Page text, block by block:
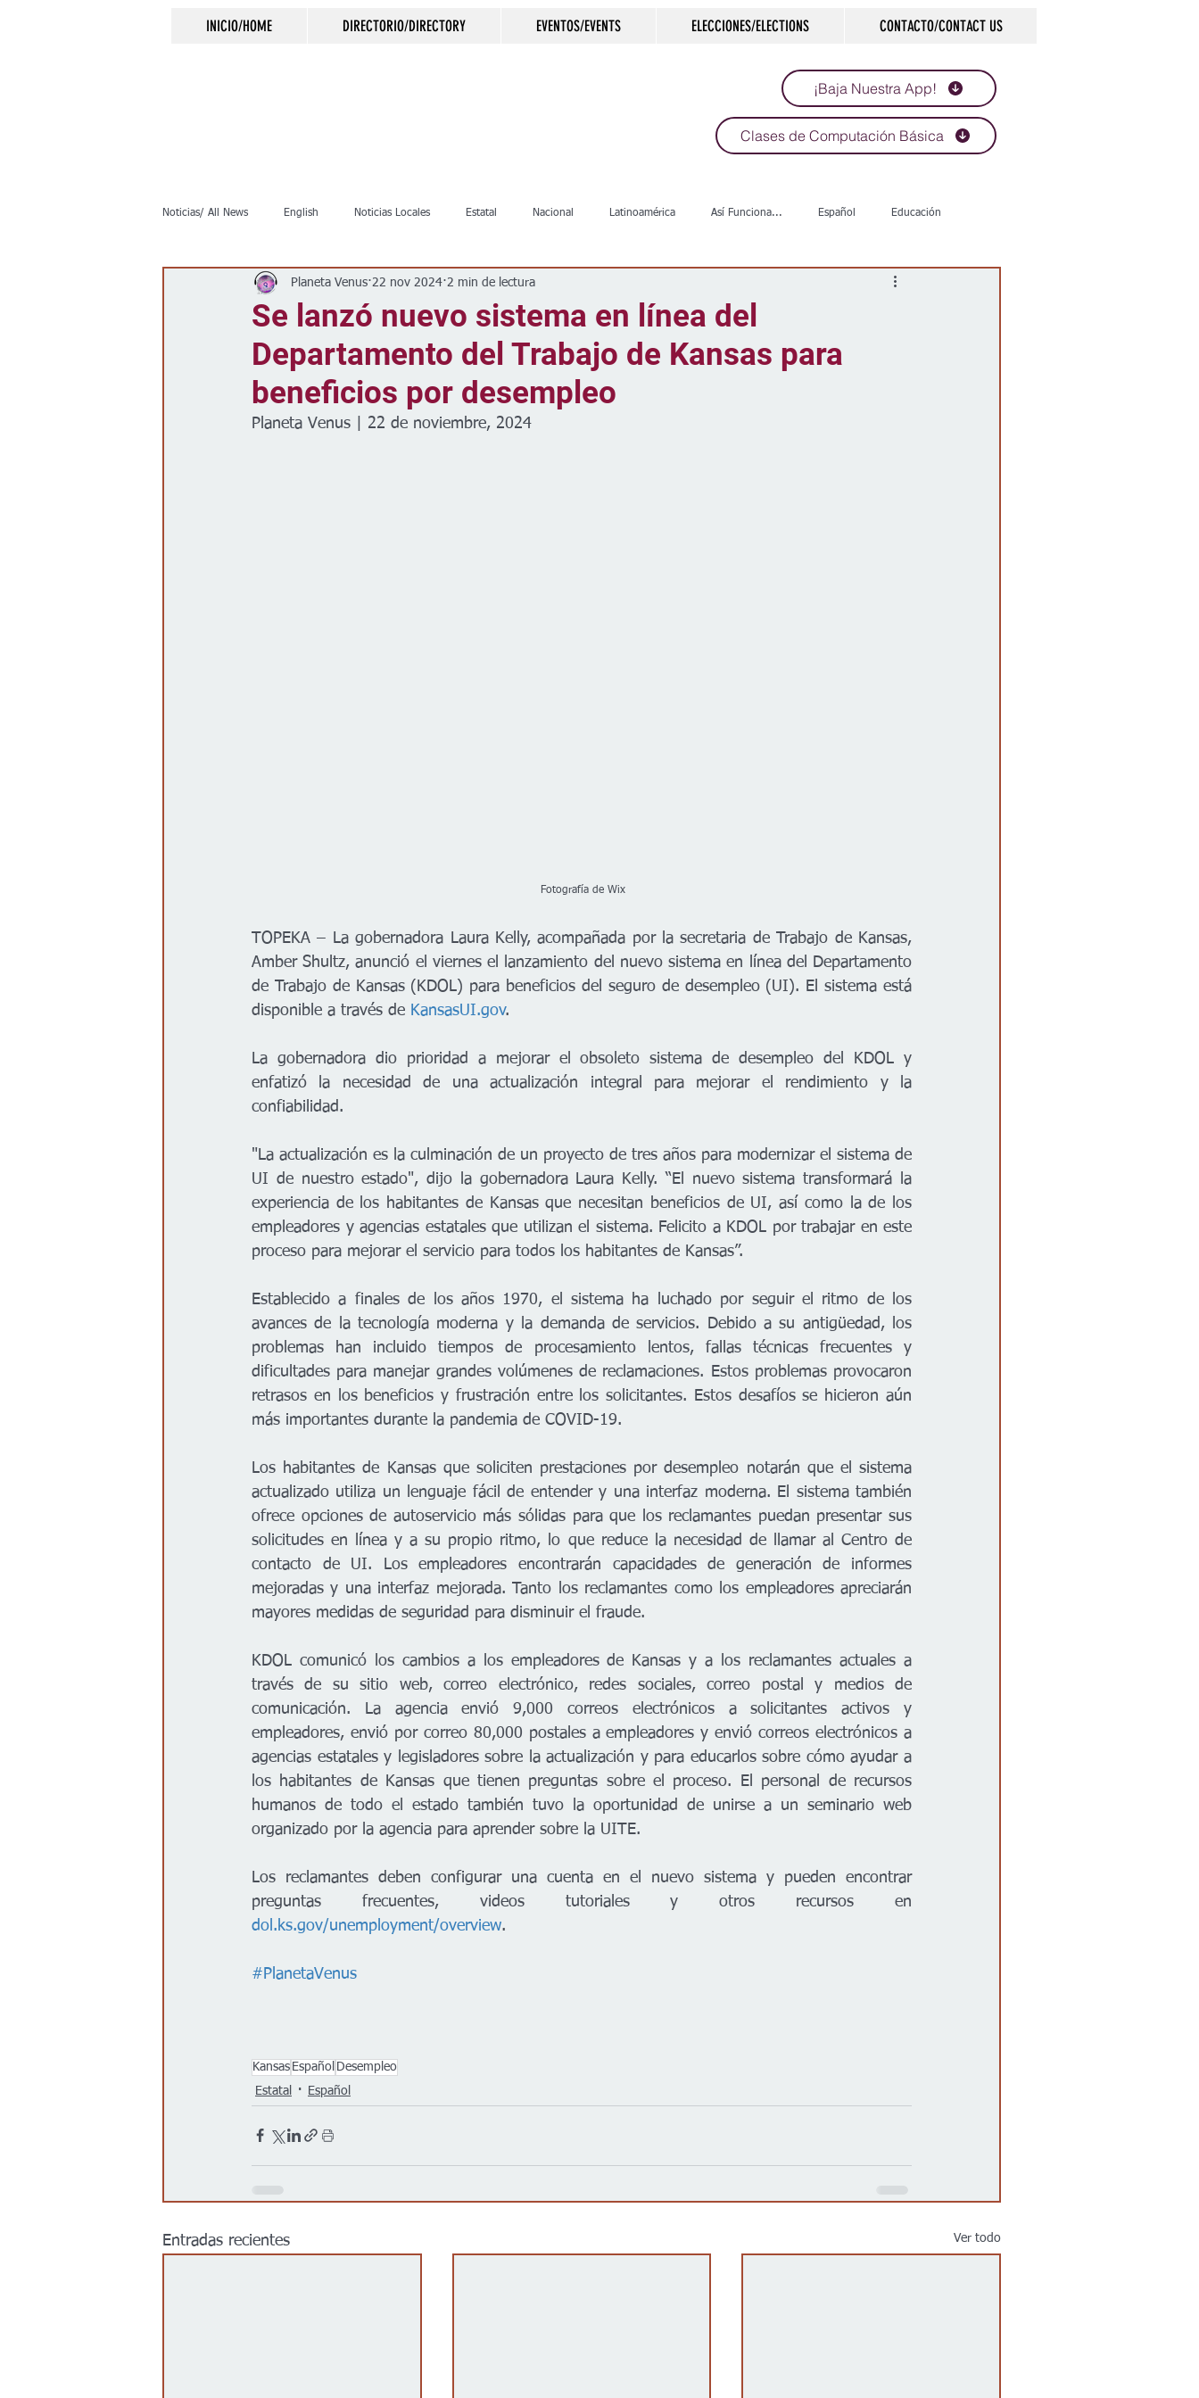
INICIO/HOME DIRECTORIO/DIRECTORY EVENTOS/EVENTS ELECCIONES/ELECTIONS CONTACTO/CONTACT US
¡Baja Nuestra App!
Clases de Computación Básica
Noticias/ All News English Noticias Locales Estatal Nacional Latinoamérica Así Funciona... Español Educación
Inmigración Crimen Negocios Salud Arte & Cultura
Clima Vivienda Escuelas Desamparados Carreteras Comunidad Historias que inspiran
Espectáculos
Se lanzó nuevo sistema en línea del
Departamento del Trabajo de Kansas para
beneficios por desempleo
Planeta Venus 22 nov 2024 2 min de lectura
Planeta Venus | 22 de noviembre, 2024
                                                                                 Fotografía de Wix
TOPEKA – La gobernadora Laura Kelly, acompañada por la secretaria de Trabajo de Kansas,
Amber Shultz, anunció el viernes el lanzamiento del nuevo sistema en línea del Departamento
de Trabajo de Kansas (KDOL) para beneficios del seguro de desempleo (UI). El sistema está
disponible a través de KansasUI.gov.
La gobernadora dio prioridad a mejorar el obsoleto sistema de desempleo del KDOL y
enfatizó la necesidad de una actualización integral para mejorar el rendimiento y la
confiabilidad.
"La actualización es la culminación de un proyecto de tres años para modernizar el sistema de
UI de nuestro estado", dijo la gobernadora Laura Kelly. “El nuevo sistema transformará la
experiencia de los habitantes de Kansas que necesitan beneficios de UI, así como la de los
empleadores y agencias estatales que utilizan el sistema. Felicito a KDOL por trabajar en este
proceso para mejorar el servicio para todos los habitantes de Kansas”.
Establecido a finales de los años 1970, el sistema ha luchado por seguir el ritmo de los
avances de la tecnología moderna y la demanda de servicios. Debido a su antigüedad, los
problemas han incluido tiempos de procesamiento lentos, fallas técnicas frecuentes y
dificultades para manejar grandes volúmenes de reclamaciones. Estos problemas provocaron
retrasos en los beneficios y frustración entre los solicitantes. Estos desafíos se hicieron aún
más importantes durante la pandemia de COVID-19.
Los habitantes de Kansas que soliciten prestaciones por desempleo notarán que el sistema
actualizado utiliza un lenguaje fácil de entender y una interfaz moderna. El sistema también
ofrece opciones de autoservicio más sólidas para que los reclamantes puedan presentar sus
solicitudes en línea y a su propio ritmo, lo que reduce la necesidad de llamar al Centro de
contacto de UI. Los empleadores encontrarán capacidades de generación de informes
mejoradas y una interfaz mejorada. Tanto los reclamantes como los empleadores apreciarán
mayores medidas de seguridad para disminuir el fraude.
KDOL comunicó los cambios a los empleadores de Kansas y a los reclamantes actuales a
través de su sitio web, correo electrónico, redes sociales, correo postal y medios de
comunicación. La agencia envió 9,000 correos electrónicos a solicitantes activos y
empleadores, envió por correo 80,000 postales a empleadores y envió correos electrónicos a
agencias estatales y legisladores sobre la actualización y para educarlos sobre cómo ayudar a
los habitantes de Kansas que tienen preguntas sobre el proceso. El personal de recursos
humanos de todo el estado también tuvo la oportunidad de unirse a un seminario web
organizado por la agencia para aprender sobre la UITE.
Los reclamantes deben configurar una cuenta en el nuevo sistema y pueden encontrar
dol.ks.gov/unemployment/overview.
#PlanetaVenus
Kansas Español Desempleo
Estatal
Español
Entradas recientes Ver todo